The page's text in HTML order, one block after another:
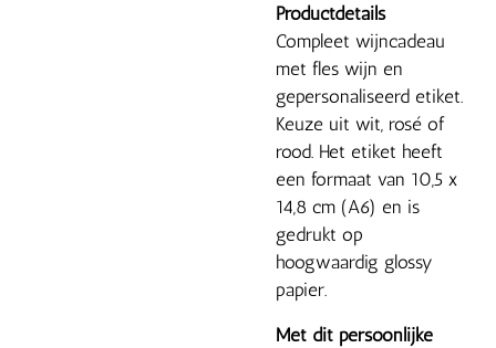
Productdetails
Compleet wijncadeau
met fles wijn en
gepersonaliseerd etiket.
Keuze uit wit, rosé of
rood. Het etiket heeft
een formaat van 10,5 x
14,8 cm (A6) en is
gedrukt op
hoogwaardig glossy
papier.
Met dit persoonlijke